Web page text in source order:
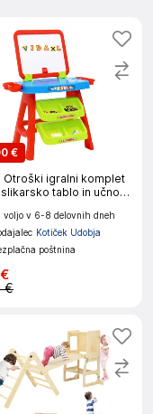
€
Otroški igralni komplet
slikarsko tablo in učno
voljo v 6-8 delovnih dneh
Kotiček Udobja
poštnina
€
€